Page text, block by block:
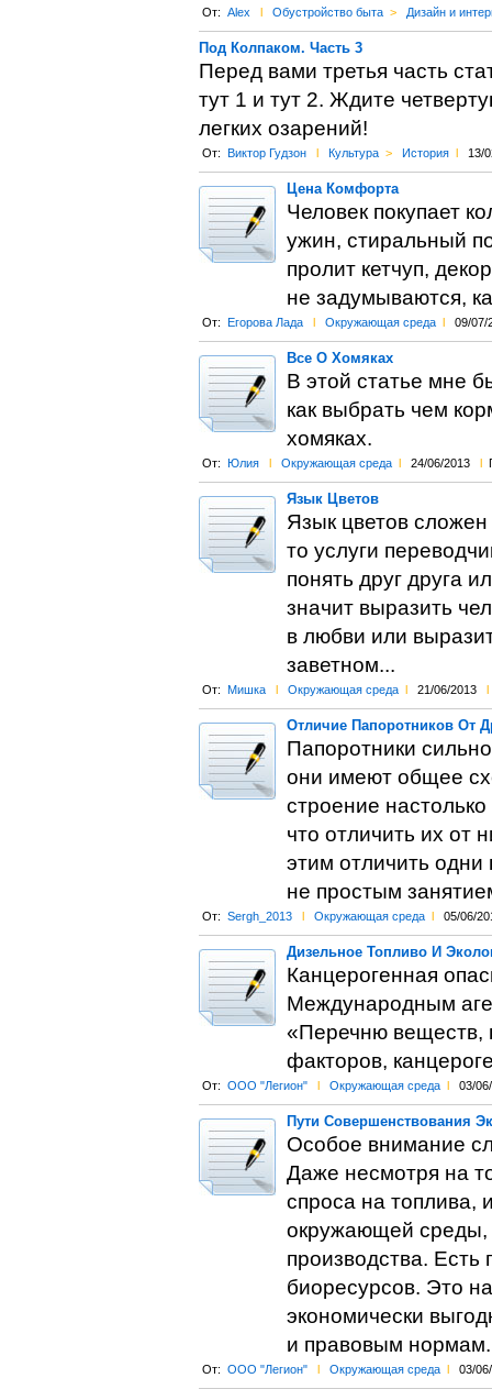
От: Alex l Обустройство быта > Дизайн и
Под Колпаком. Часть 3
Перед вами третья часть
тут 1 и тут 2. Ждите
легких озарений!
От: Виктор Гудзон l Культура > История l 13/
Цена Комфорта
Человек покупает
ужин, стиральный
пролит кетчуп,
не задумываются,
От: Егорова Лада l Окружающая среда l 09/07/
Все О Хомяках
В этой статье мне
как выбрать чем
хомяках.
От: Юлия l Окружающая среда l 24/06/2013 l
Язык Цветов
Язык цветов
то услуги
понять друг друга
значит выразить
в любви или
заветном...
От: Мишка l Окружающая среда l 21/06/2013 l
Отличие Папоротников От
Папоротники
они имеют общее
строение
что отличить их от
этим отличить одни
не простым
От: Sergh_2013 l Окружающая среда l 05/06/
Дизельное Топливо И
Канцерогенная
Международным
«Перечню веществ,
факторов,
От: ООО "Легион" l Окружающая среда l 03/
Пути Совершенствования
Особое внимание
Даже несмотря на
спроса на топлива,
окружающей среды,
производства.
биоресурсов. Это
экономически
и правовым нормам.
От: ООО "Легион" l Окружающая среда l 03/